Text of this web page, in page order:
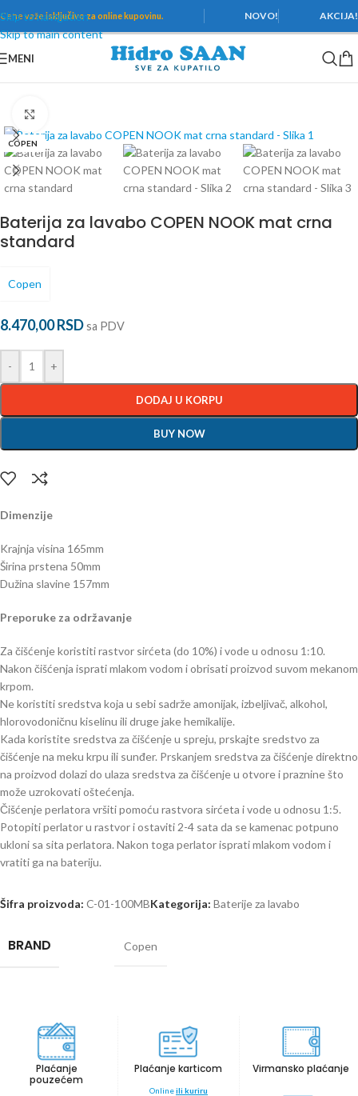
Skip to navigation
Skip to main content
Cene važeisključivo za online kupovinu. NOVO! AKCIJA!
MENI
COPEN
Baterija za lavabo COPEN NOOK mat crna
standard
Copen
8.470,00RSDsa PDV
- +
DODAJ U KORPU
BUY NOW
Dimenzije
Krajnja visina 165mm
Širina prstena 50mm
Dužina slavine 157mm
Preporuke za održavanje
Za čišćenje koristiti rastvor sirćeta (do 10%) i vode u odnosu 1:10.
Nakon čišćenja isprati mlakom vodom i obrisati proizvod suvom mekanom
krpom.
Ne koristiti sredstva koja u sebi sadrže amonijak, izbeljivač, alkohol,
hlorovodoničnu kiselinu ili druge jake hemikalije.
Kada koristite sredstva za čišćenje u spreju, prskajte sredstvo za
čišćenje na meku krpu ili sunđer. Prskanjem sredstva za čišćenje direktno
na proizvod dolazi do ulaza sredstva za čišćenje u otvore i praznine što
može uzrokovati oštećenja.
Čišćenje perlatora vršiti pomoću rastvora sirćeta i vode u odnosu 1:5.
Potopiti perlator u rastvor i ostaviti 2-4 sata da se kamenac potpuno
ukloni sa sita perlatora. Nakon toga perlator isprati mlakom vodom i
vratiti ga na bateriju.
Šifra proizvoda: C-01-100MBKategorija: Baterije za lavabo
BRAND Copen
Plaćanje
pouzećem
Plaćanje karticom
Onlineili kuriru
Virmansko plaćanje